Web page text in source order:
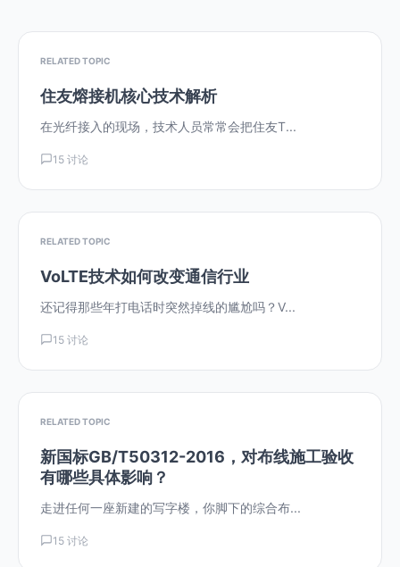
RELATED TOPIC
住友熔接机核心技术解析
在光纤接入的现场，技术人员常常会把住友T...
15 讨论
RELATED TOPIC
VoLTE技术如何改变通信行业
还记得那些年打电话时突然掉线的尴尬吗？V...
15 讨论
RELATED TOPIC
新国标GB/T50312-2016，对布线施工验收
有哪些具体影响？
走进任何一座新建的写字楼，你脚下的综合布...
15 讨论